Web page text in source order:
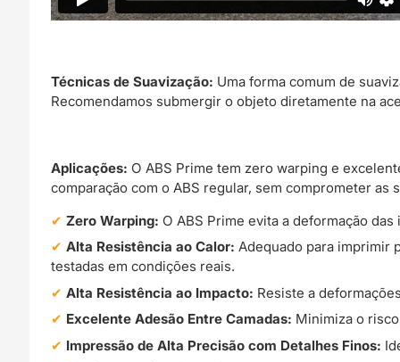
Técnicas de Suavização: Uma forma comum de
Recomendamos submergir o objeto diretamente na
Aplicações: O ABS Prime tem zero warping e
comparação com o ABS regular, sem comprometer as
Zero Warping: O ABS Prime evita a deformação
Alta Resistência ao Calor: Adequado para imprimir
testadas em condições reais.
Alta Resistência ao Impacto: Resiste a
Excelente Adesão Entre Camadas: Minimiza o
Impressão de Alta Precisão com Detalhes Finos: